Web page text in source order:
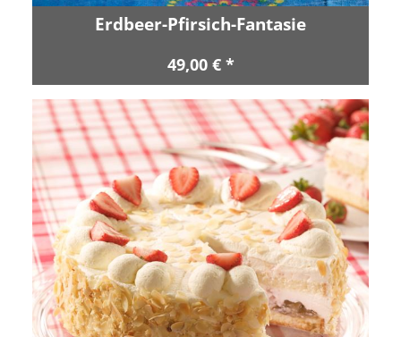
Erdbeer-Pfirsich-Fantasie
49,00 € *